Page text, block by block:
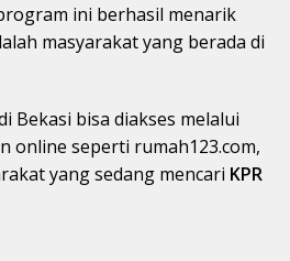
ini berhasil menarik
masyarakat yang berada di
Bekasi bisa diakses melalui
online seperti rumah123.com,
yang sedang mencari KPR